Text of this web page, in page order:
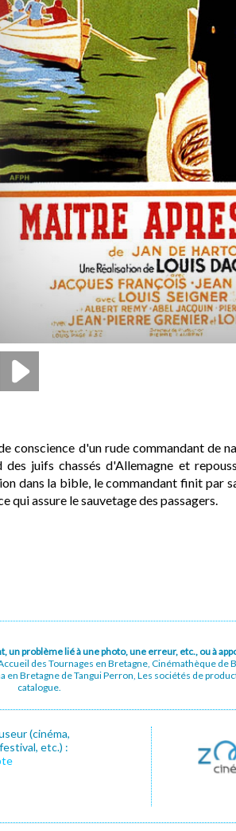
conscience d'un rude commandant de
des juifs chassés d'Allemagne et
dans la bible, le commandant finit par
qui assure le sauvetage des passagers.
un problème lié à une photo, une erreur, etc., ou à
des Tournages en Bretagne, Cinémathèque de
Bretagne de Tangui Perron, Les sociétés de
catalogue.
(cinéma,
etc.) :